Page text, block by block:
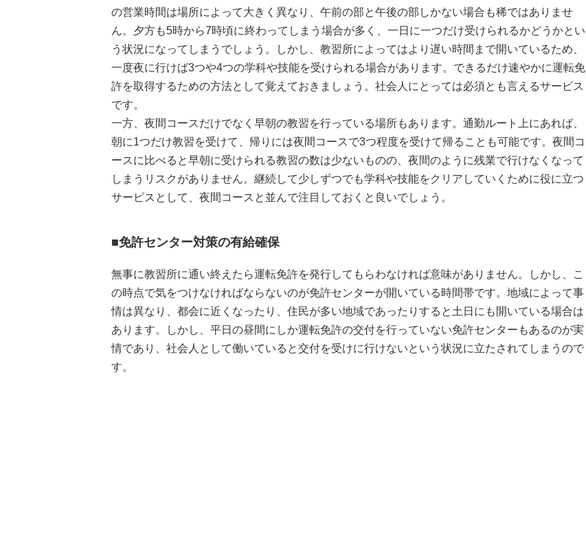
の営業時間は場所によって大きく異なり、午前の部と午後の部しかない場合も稀ではありませ
ん。夕方も5時から7時頃に終わってしまう場合が多く、一日に一つだけ受けられるかどうかとい
う状況になってしまうでしょう。しかし、教習所によってはより遅い時間まで開いているため、
一度夜に行けば3つや4つの学科や技能を受けられる場合があります。できるだけ速やかに運転免
許を取得するための方法として覚えておきましょう。社会人にとっては必須とも言えるサービス
です。
一方、夜間コースだけでなく早朝の教習を行っている場所もあります。通勤ルート上にあれば、
朝に1つだけ教習を受けて、帰りには夜間コースで3つ程度を受けて帰ることも可能です。夜間コ
ースに比べると早朝に受けられる教習の数は少ないものの、夜間のように残業で行けなくなって
しまうリスクがありません。継続して少しずつでも学科や技能をクリアしていくために役に立つ
サービスとして、夜間コースと並んで注目しておくと良いでしょう。
■免許センター対策の有給確保
無事に教習所に通い終えたら運転免許を発行してもらわなければ意味がありません。しかし、こ
の時点で気をつけなければならないのが免許センターが開いている時間帯です。地域によって事
情は異なり、都会に近くなったり、住民が多い地域であったりすると土日にも開いている場合は
あります。しかし、平日の昼間にしか運転免許の交付を行っていない免許センターもあるのが実
情であり、社会人として働いていると交付を受けに行けないという状況に立たされてしまうので
す。